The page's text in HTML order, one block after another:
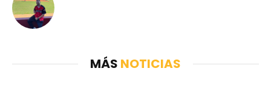
MÁS NOTICIAS